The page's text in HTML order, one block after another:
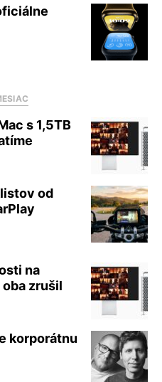
s 1,5TB
od
na
zrušil
korporátnu